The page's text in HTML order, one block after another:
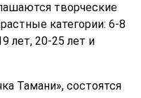
творческие
категории: 6-8
лет, 20-25 лет и
Тамани», состоятся